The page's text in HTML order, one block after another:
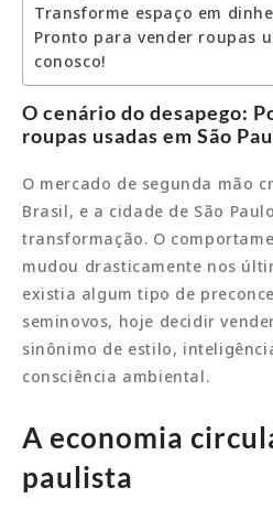
Transforme espaço em
Pronto para vender roupas
conosco!
O cenário do desapego:
roupas usadas em São
O mercado de segunda mão
Brasil, e a cidade de São
transformação. O
mudou drasticamente nos
existia algum tipo de
seminovos, hoje decidir
sinônimo de estilo,
consciência ambiental.
A economia
paulista